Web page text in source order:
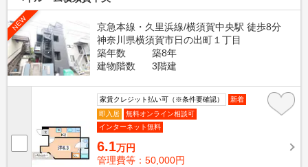
NEW
京急本線・久里浜線/横須賀中央駅 徒歩8分
神奈川県横須賀市日の出町１丁目
築年数
築8年
建物階数
3階建
家賃クレジット払い可（※条件要確認）
新着
即入居
無料オンライン相談可
インターネット無料
6.1万円
管理費等：50,000円